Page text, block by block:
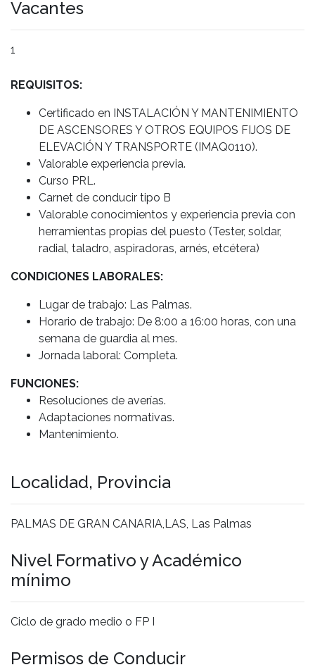
Vacantes
1
REQUISITOS:
Certificado en INSTALACIÓN Y MANTENIMIENTO
DE ASCENSORES Y OTROS EQUIPOS FIJOS DE
ELEVACIÓN Y TRANSPORTE (IMAQ0110).
Valorable experiencia previa.
Curso PRL.
Carnet de conducir tipo B
Valorable conocimientos y experiencia previa con
herramientas propias del puesto (Tester, soldar,
radial, taladro, aspiradoras, arnés, etcétera)
CONDICIONES LABORALES:
Lugar de trabajo: Las Palmas.
Horario de trabajo: De 8:00 a 16:00 horas, con una
semana de guardia al mes.
Jornada laboral: Completa.
FUNCIONES:
Resoluciones de averías.
Adaptaciones normativas.
Mantenimiento.
Localidad, Provincia
PALMAS DE GRAN CANARIA,LAS, Las Palmas
Nivel Formativo y Académico
mínimo
Ciclo de grado medio o FP I
Permisos de Conducir